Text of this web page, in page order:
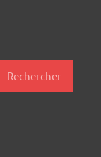
Rechercher